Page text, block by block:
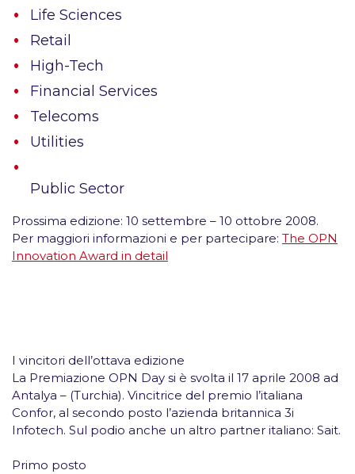
Life Sciences
Retail
High-Tech
Financial Services
Telecoms
Utilities
Public Sector
Prossima edizione: 10 settembre – 10 ottobre 2008.
Per maggiori informazioni e per partecipare: The OPN
Innovation Award in detail
I vincitori dell’ottava edizione
La Premiazione OPN Day si è svolta il 17 aprile 2008 ad
Antalya – (Turchia). Vincitrice del premio l’italiana
Confor, al secondo posto l’azienda britannica 3i
Infotech. Sul podio anche un altro partner italiano: Sait.
Primo posto